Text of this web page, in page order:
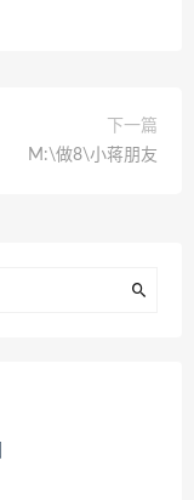
下一篇
M:\做8\小蒋朋友